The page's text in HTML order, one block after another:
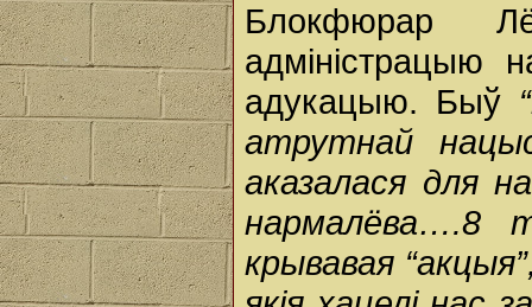
Блокфюрар
адміністрацыю
адукацыю. Быў
атрутнай
аказалася для
нармалёва….8
крывавая